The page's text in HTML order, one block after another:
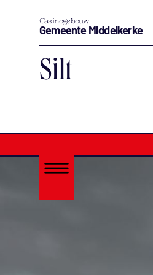
Casinogebouw
Gemeente Middelkerke
Silt